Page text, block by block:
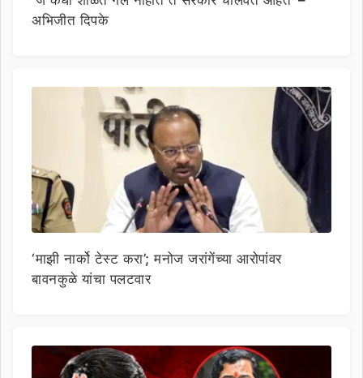
अभिजीत दिपके
‘माझी नार्को टेस्ट करा’; मनोज जरांगेंच्या आरोपांवर
बावनकुळे यांचा पलटवार